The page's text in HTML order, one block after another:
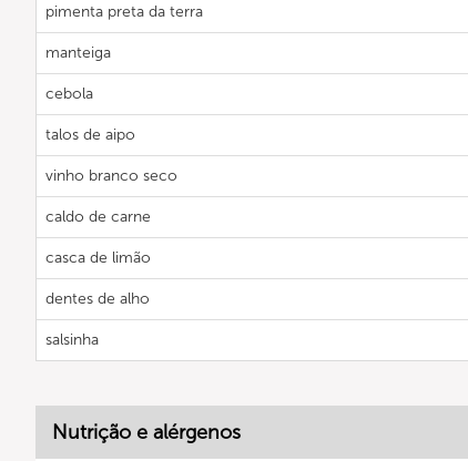
pimenta preta da terra
manteiga
cebola
talos de aipo
vinho branco seco
caldo de carne
casca de limão
dentes de alho
salsinha
Nutrição e alérgenos